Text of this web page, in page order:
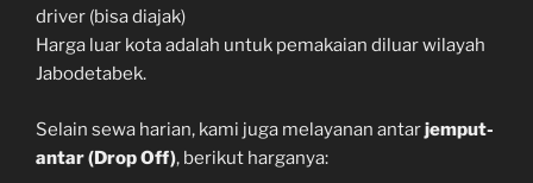
driver (bisa diajak)
Harga luar kota adalah untuk pemakaian diluar wilayah
Jabodetabek.
Selain sewa harian, kami juga melayanan antarjemput-
antar (Drop Off), berikut harganya: